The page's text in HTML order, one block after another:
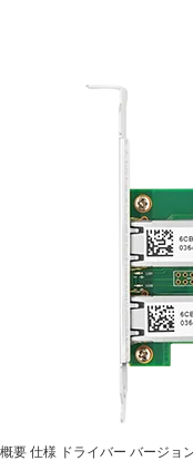
概要 仕様 ドライバー バージョ